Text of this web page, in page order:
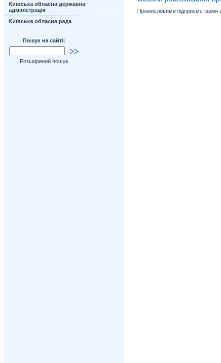
Київська обласна державна
адміністрація
Київська обласна рада
Пошук на сайті:
Розширений пошук
Промисловими підприємствами